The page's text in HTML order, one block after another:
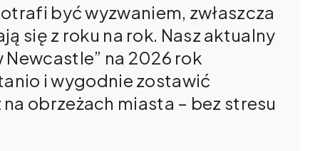
być wyzwaniem, zwłaszcza
się z roku na rok. Nasz aktualny
na 2026 rok
i wygodnie zostawić
obrzeżach miasta – bez stresu